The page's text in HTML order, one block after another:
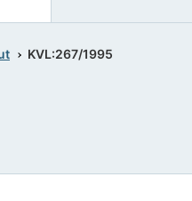
KVL:267/1995